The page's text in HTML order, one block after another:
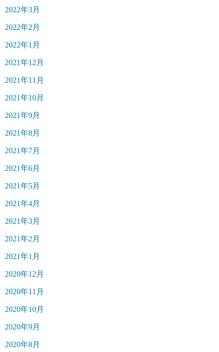
2022年3月
2022年2月
2022年1月
2021年12月
2021年11月
2021年10月
2021年9月
2021年8月
2021年7月
2021年6月
2021年5月
2021年4月
2021年3月
2021年2月
2021年1月
2020年12月
2020年11月
2020年10月
2020年9月
2020年8月